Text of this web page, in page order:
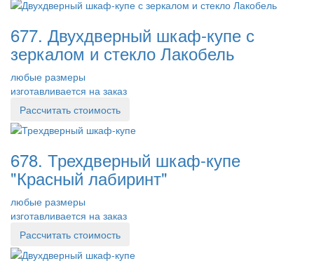
677. Двухдверный шкаф-купе с
зеркалом и стекло Лакобель
любые размеры
изготавливается на заказ
Рассчитать стоимость
678. Трехдверный шкаф-купе
"Красный лабиринт"
любые размеры
изготавливается на заказ
Рассчитать стоимость